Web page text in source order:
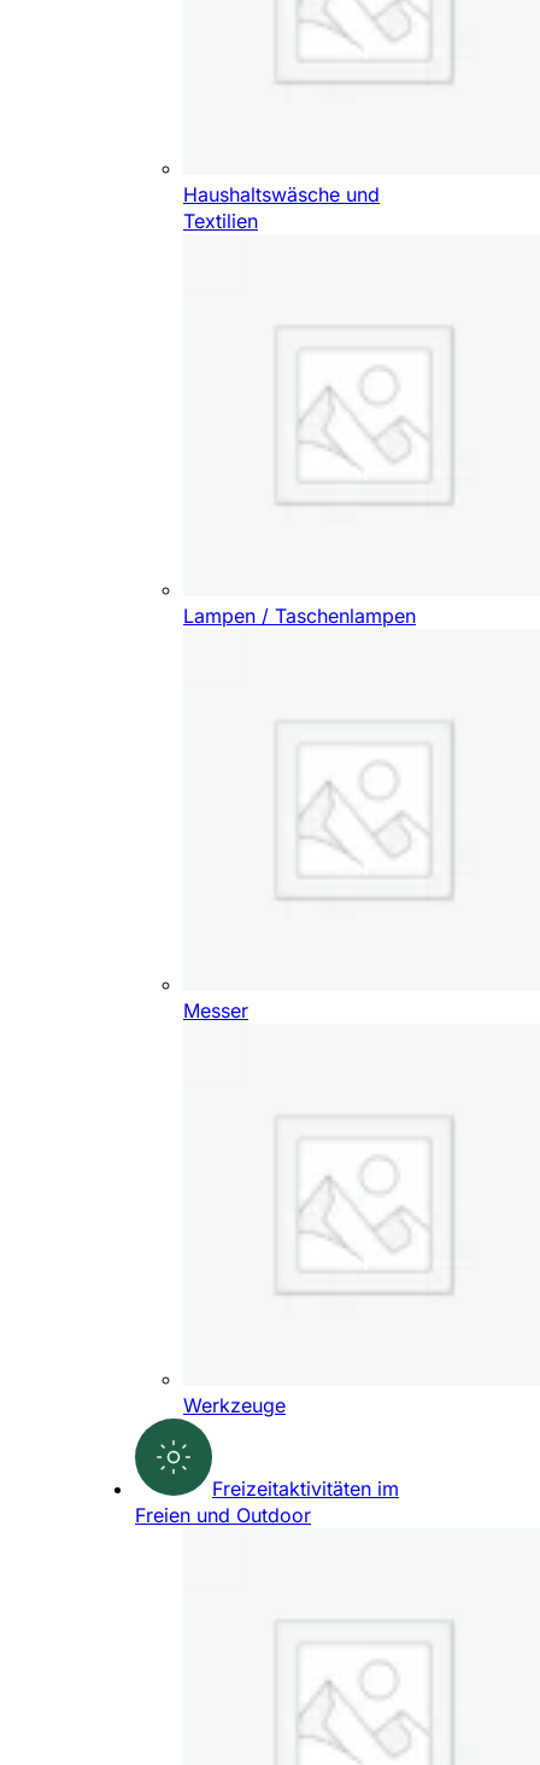
Haushaltswäsche und
Textilien
Lampen / Taschenlampen
Messer
Werkzeuge
Freizeitaktivitäten im
Freien und Outdoor